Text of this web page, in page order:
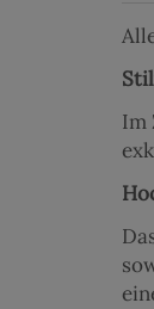
Im